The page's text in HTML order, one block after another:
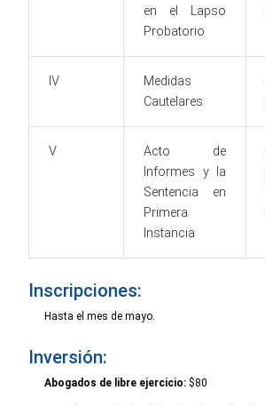
en el Lapso
Probatorio
IV
Medidas
Cautelares
V
Acto de
Informes y la
Sentencia en
Primera
Instancia
Inscripciones:
Hasta el mes de mayo.
Inversión:
Abogados de libre ejercicio: $80